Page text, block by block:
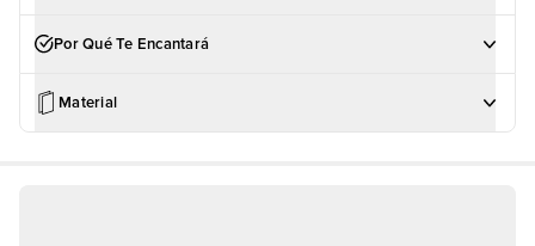
Por Qué Te Encantará
Material